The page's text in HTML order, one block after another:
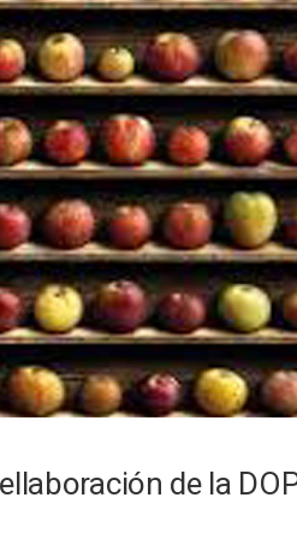
de la